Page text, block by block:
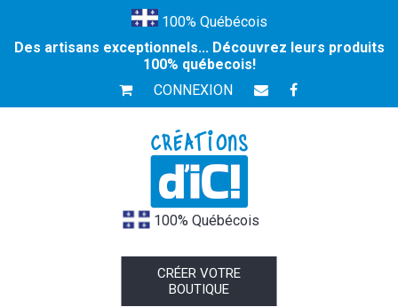
100% Québécois
Des artisans exceptionnels... Découvrez leurs produits
100% québecois!
CONNEXION
100% Québécois
CRÉER VOTRE
BOUTIQUE